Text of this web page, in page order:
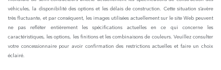
véhicules, la disponibilité des options et les délais de construction. Cette situation s’avère
très fluctuante, et par conséquent, les images utilisées actuellement sur le site Web peuvent
ne pas refléter entièrement les spécifications actuelles en ce qui concerne les
caractéristiques, les options, les finitions et les combinaisons de couleurs. Veuillez consulter
votre concessionnaire pour avoir confirmation des restrictions actuelles et faire un choix
éclairé.